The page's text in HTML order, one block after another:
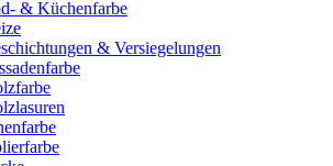
& Küchenfarbe
& Versiegelungen